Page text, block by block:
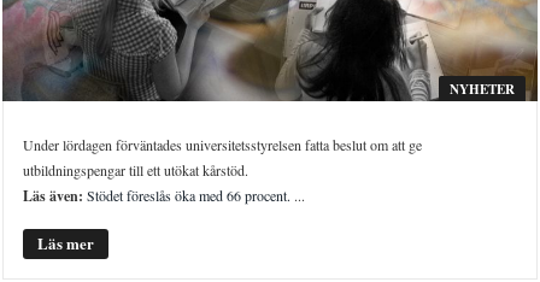
NYHETER
Under lördagen förväntades universitetsstyrelsen fatta beslut om att ge
utbildningspengar till ett utökat kårstöd.
Läs även: Stödet föreslås öka med 66 procent. ...
Läs mer